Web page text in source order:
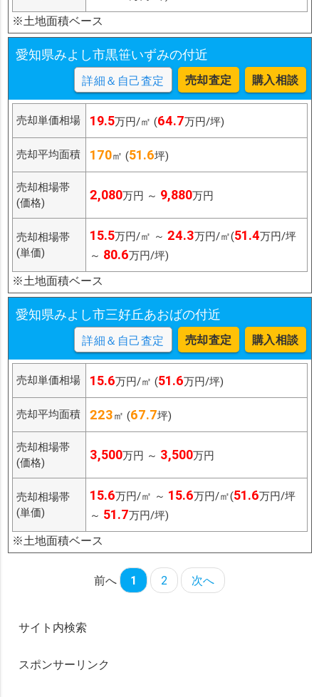
※土地面積ベース
愛知県みよし市黒笹いずみの付近
詳細＆自己査定 売却査定 購入相談
売却単価相場 19.5万円/㎡ (64.7万円/坪)
売却平均面積 170㎡ (51.6坪)
売却相場帯
(価格)
2,080万円 ～ 9,880万円
売却相場帯
(単価)
15.5万円/㎡ ～ 24.3万円/㎡(51.4万円/坪
～ 80.6万円/坪)
※土地面積ベース
愛知県みよし市三好丘あおばの付近
詳細＆自己査定 売却査定 購入相談
売却単価相場 15.6万円/㎡ (51.6万円/坪)
売却平均面積 223㎡ (67.7坪)
売却相場帯
(価格)
3,500万円 ～ 3,500万円
売却相場帯
(単価)
15.6万円/㎡ ～ 15.6万円/㎡(51.6万円/坪
～ 51.7万円/坪)
※土地面積ベース
前へ 1 2 次へ
サイト内検索
スポンサーリンク